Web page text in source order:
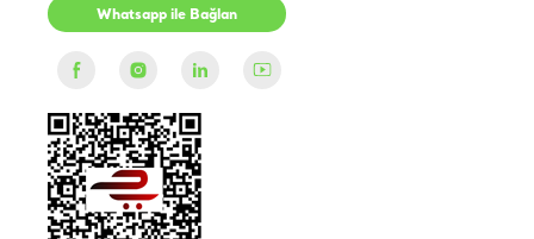
Whatsapp ile Bağlan